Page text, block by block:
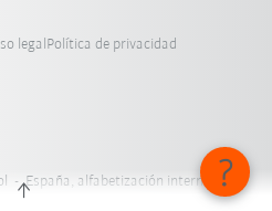
legalPolítica de privacidad
- España, alfabetización internacional